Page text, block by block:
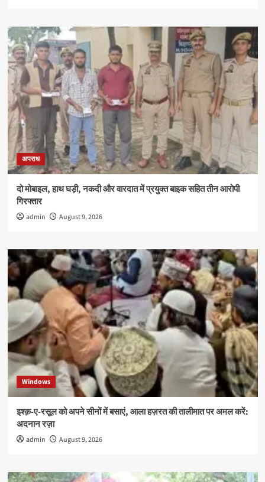
अपराध
दो मोबाइल, हाथ घड़ी, नकदी और वारदात में प्रयुक्त बाइक सहित तीन आरोपी
गिरफ्तार
admin August 9, 2026
Windows
इश्क़-ए-रसूल को अपने सीनों में बसाएं, आला हज़रत की तालीमात पर अमल करें:
अदनान रज़ा
admin August 9, 2026